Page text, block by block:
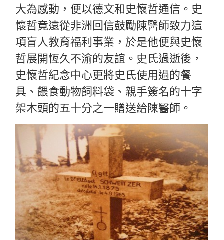
大為感動，便以德文和史懷哲通信。史
懷哲竟遠從非洲回信鼓勵陳醫師致力這
項盲人教育福利事業，於是他便與史懷
哲展開恆久不渝的友誼。史氏過逝後，
史懷哲紀念中心更將史氏使用過的餐
具、餵食動物飼料袋、親手簽名的十字
架木頭的五十分之一贈送給陳醫師。